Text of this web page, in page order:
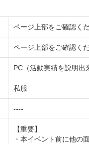
ページ上部をご確認く
ページ上部をご確認く
PC（活動実績を説明出
私服
----
【重要】
・本イベント前に他の